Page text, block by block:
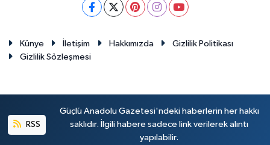
Künye İletişim Hakkımızda
Gizlilik Politikası
Gizlilik Sözleşmesi
RSS
Güçlü Anadolu Gazetesi'ndeki haberlerin her hakkı
saklıdır. İlgili habere sadece link verilerek alıntı
yapılabilir.